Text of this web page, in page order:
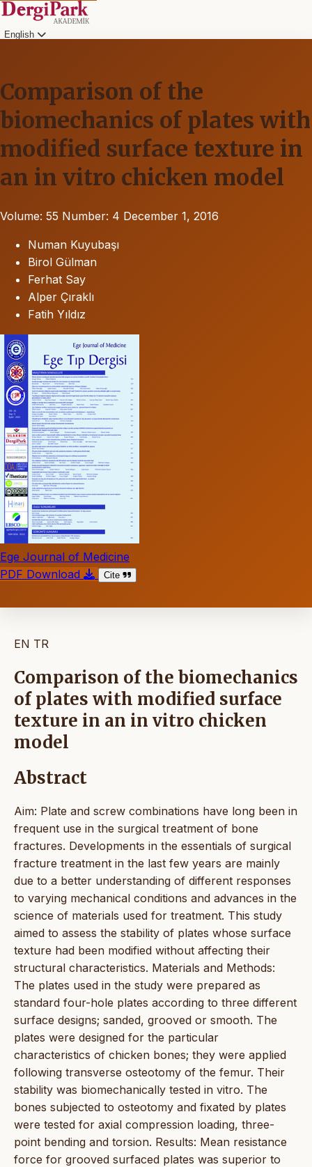
English
Comparison of the
biomechanics of plates with
modified surface texture in
an in vitro chicken model
Volume: 55 Number: 4 December 1, 2016
Numan Kuyubaşı
Birol Gülman
Ferhat Say
Alper Çıraklı
Fatih Yıldız
Ege Journal of Medicine
PDF Download
Cite
EN TR
Comparison of the biomechanics
of plates with modified surface
texture in an in vitro chicken
model
Abstract
Aim: Plate and screw combinations have long been in
frequent use in the surgical treatment of bone
fractures. Developments in the essentials of surgical
fracture treatment in the last few years are mainly
due to a better understanding of different responses
to varying mechanical conditions and advances in the
science of materials used for treatment. This study
aimed to assess the stability of plates whose surface
texture had been modified without affecting their
structural characteristics. Materials and Methods:
The plates used in the study were prepared as
standard four-hole plates according to three different
surface designs; sanded, grooved or smooth. The
plates were designed for the particular
characteristics of chicken bones; they were applied
following transverse osteotomy of the femur. Their
stability was biomechanically tested in vitro. The
bones subjected to osteotomy and fixated by plates
were tested for axial compression loading, three-
point bending and torsion. Results: Mean resistance
force for grooved surfaced plates was superior to